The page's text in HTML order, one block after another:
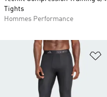
Tights
Hommes Performance